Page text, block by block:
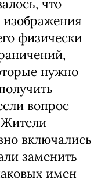
что
изображения
физически
нужно
вопрос
Жители
включались
заменить
имен